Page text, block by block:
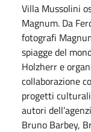
Villa Mussolini
Magnum. Da
fotografi
spiagge del
Holzherr e
collaborazione
progetti
autori
Bruno Barbey,